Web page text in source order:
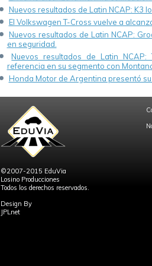
Nuevos resultados de Latin NCAP: K3
El Volkswagen T-Cross vuelve a
Nuevos resultados de Latin NCAP:
en seguridad.
Nuevos resultados de Latin
referencia en su segmento con
Honda Motor de Argentina presentó
©2007-2015 EduVia
Losino Producciones
Todos los derechos reservados.
Design By
JPLnet